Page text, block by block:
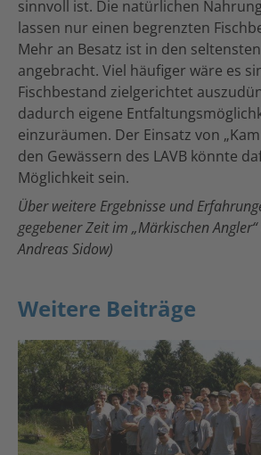
sinnvoll ist. Die natürlichen
lassen nur einen begrenzten
Mehr an Besatz ist in den
angebracht. Viel häufiger wäre es
Fischbestand zielgerichtet
dadurch eigene
einzuräumen. Der Einsatz von
den Gewässern des LAVB könnte
Möglichkeit sein.
Über weitere Ergebnisse und
gegebener Zeit im „Märkischen
Andreas Sidow)
Weitere Beiträge